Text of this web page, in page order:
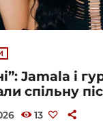
Jamala і
спільну
13